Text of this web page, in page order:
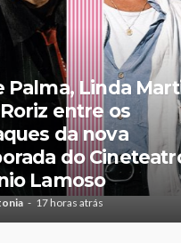
Linda Martini e
entre os
da nova
do Cineteatro
horas atrás